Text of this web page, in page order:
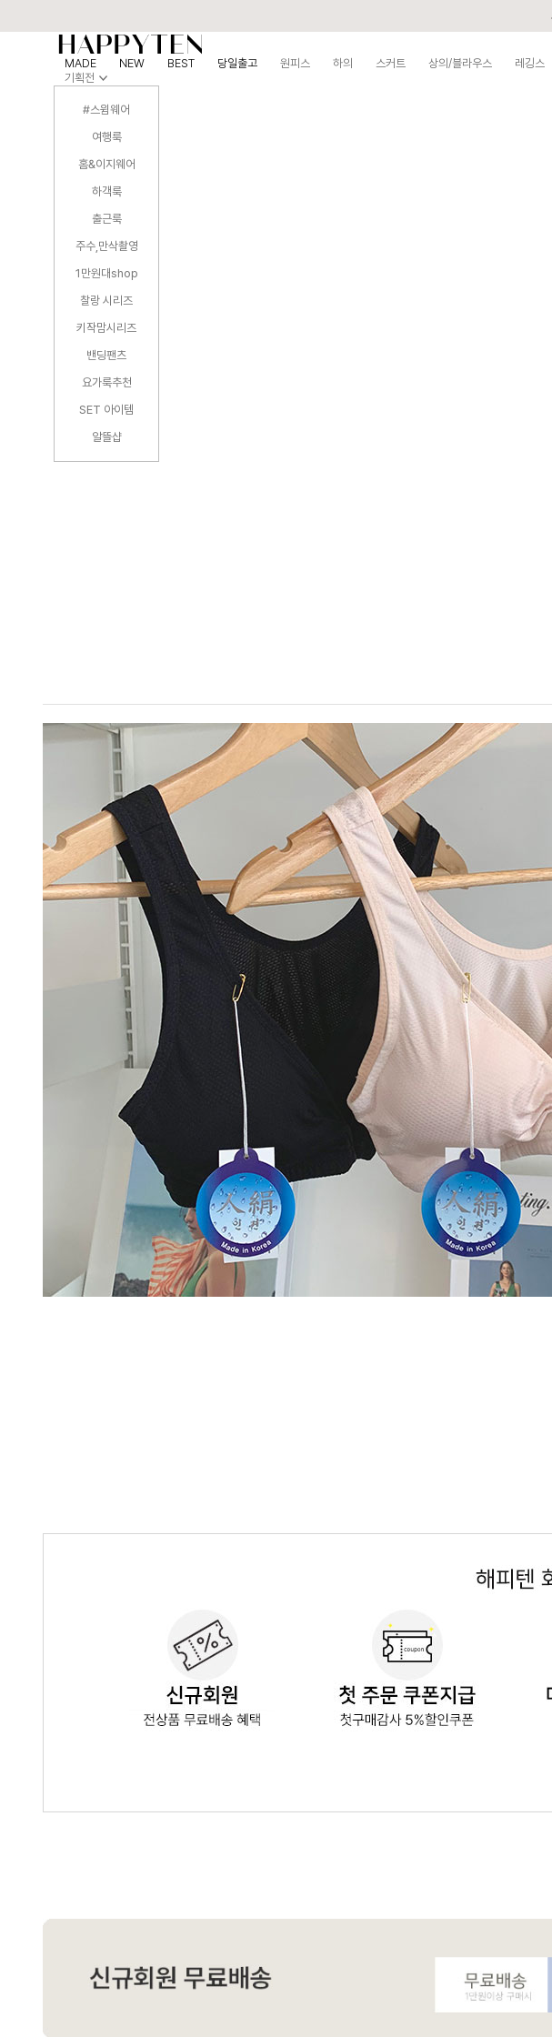
MADE NEW BEST 당일출고 원피스 하의 스커트 상의/블라우스 레깅스
기획전
#스윔웨어
여행룩
홈&이지웨어
하객룩
출근룩
주수,만삭촬영
1만원대shop
찰랑 시리즈
키작맘시리즈
밴딩팬츠
요가룩추천
SET 아이템
알뜰샵